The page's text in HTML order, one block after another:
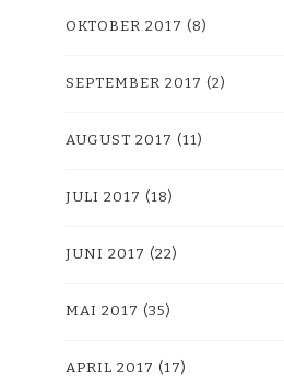
OKTOBER 2017 (8)
SEPTEMBER 2017 (2)
AUGUST 2017 (11)
JULI 2017 (18)
JUNI 2017 (22)
MAI 2017 (35)
APRIL 2017 (17)